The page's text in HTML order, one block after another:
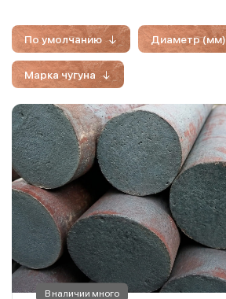
По умолчанию Диаметр (мм)
Марка чугуна
В наличии много